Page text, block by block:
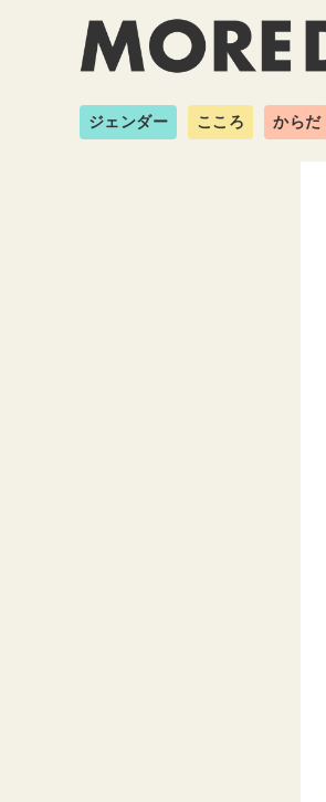
ジェンダー こころ からだ